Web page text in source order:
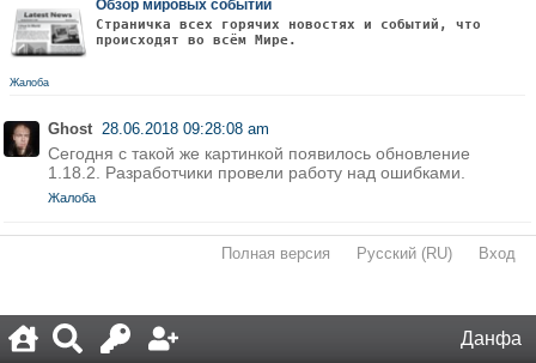
Данфа
Обзор мировых событий
Страничка всех горячих новостях и событий, что
происходят во всём Мире.
Жалоба
Ghost 28.06.2018 09:28:08 am
Сегодня с такой же картинкой появилось обновление
1.18.2. Разработчики провели работу над ошибками.
Жалоба
Полная версия Русский (RU) Вход